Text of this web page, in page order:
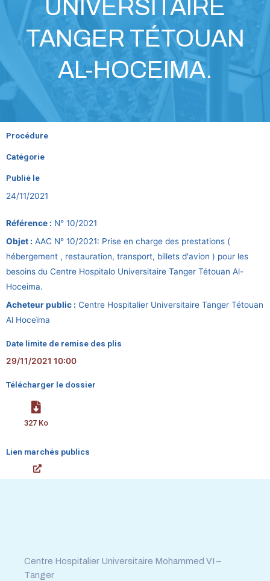
UNIVERSITAIRE
TANGER TÉTOUAN
AL-HOCEIMA.
Procédure
Catégorie
Publié le
24/11/2021
Référence : N° 10/2021
Objet : AAC N° 10/2021: Prise en charge des prestations (
hébergement , restauration, transport, billets d'avion ) pour les
besoins du Centre Hospitalo Universitaire Tanger Tétouan Al-
Hoceima.
Acheteur public : Centre Hospitalier Universitaire Tanger Tétouan
Al Hoceïma
Date limite de remise des plis
29/11/2021 10:00
Télécharger le dossier
327 Ko
Lien marchés publics
Centre Hospitalier Universitaire Mohammed VI –
Tanger